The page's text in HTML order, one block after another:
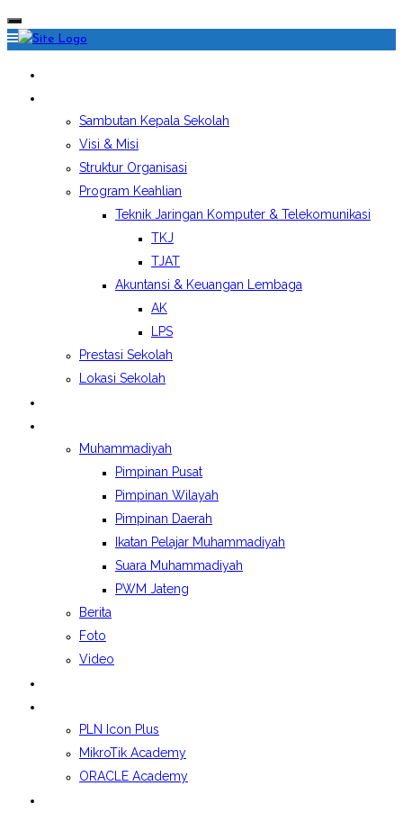
Sambutan Kepala Sekolah
Visi & Misi
Struktur Organisasi
Program Keahlian
Teknik Jaringan Komputer & Telekomunikasi
TKJ
TJAT
Akuntansi & Keuangan Lembaga
AK
LPS
Prestasi Sekolah
Lokasi Sekolah
Muhammadiyah
Pimpinan Pusat
Pimpinan Wilayah
Pimpinan Daerah
Ikatan Pelajar Muhammadiyah
Suara Muhammadiyah
PWM Jateng
Berita
Foto
Video
PLN Icon Plus
MikroTik Academy
ORACLE Academy